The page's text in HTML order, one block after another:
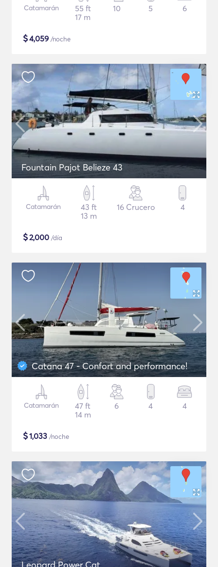
Catamarán
55 ft
17 m
10 5 6
$4,059 /noche
Fountain Pajot Belieze 43
Catamarán
43 ft
13 m
16 Crucero 4
$2,000 /día
Catana 47 - Confort and performance!
Catamarán
47 ft
14 m
6 4 4
$1,033 /noche